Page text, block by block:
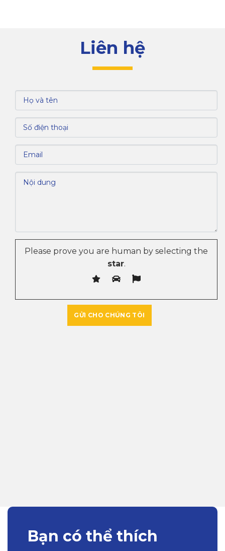
Hệ thống phòng cháy chữa cháy
Trung tâm hỗ trợ và tư vấn lao động
IV. Các ngành nghề thu hút đầu tư tại khu
công nghiệp Mỹ Phước III
V. Các chi phí đầu tư tại khu công nghiệp Mỹ
Phước III
VI. Nguồn lao động và chi phí nhân công
Phước III
Các doanh nghiệp lớn đầu tư tại KCN
Liên hệ
Please prove you are human by selecting the
star.
Bạn có thể thích